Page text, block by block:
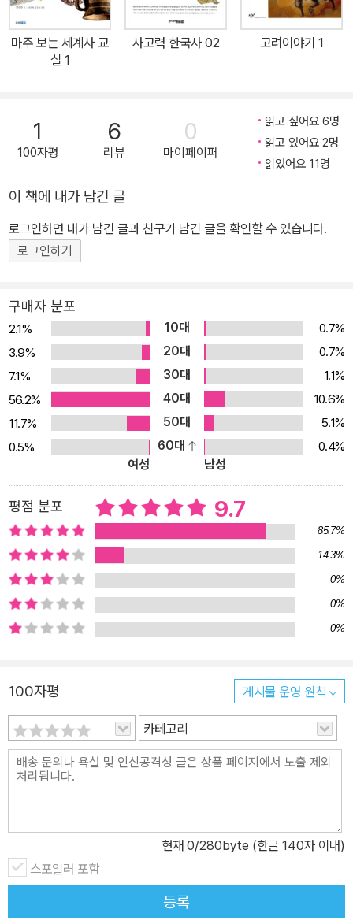
사람들은 친절한지, 사람들의 외모와 패션은 어떤지, 거리는 깨끗한
지, 대중교통은 편리한지 등 주로 생활과 문화에 관련된 이야깃거리
에 관심을 쏟는다. 주변에서 볼 수 있는 문화재가 어떤 의미를 담고 있
시 한 시대로 여행을 떠나는 것과 같다. 그런데 여행 내내 문화재의 크
기와 의미에 대해서만 주구장창 떠들어 댄다면 누가 반가워할까. 사
실 청소년 대상의 교양서는 학습에서 자유로울 수 없기 때문에 항상
건, 금방 관심에서 멀어지게 될 확률이 높다. 《조선에서 보낸 하루》는
조선 왕조의 도읍지인 한양을 구경하는 역사 교양서이다. 그렇지만
굉장히 가벼운 마음, 산책하는 기분으로 나서도 될 법한 단 하루 동안
은 어떻게 이용했는지, 어떤 밥과 찬을 차려먹었는지, 여자들은 어떻
게 화장을 했는지, 술은 어디서 마셨는지 등 우리가 여행을 갈 때 가장
먼저 떠오르는 호기심을 충족시켜 주는 실용 여행서인 것이다! 물론
한양 여행이 당시의 생활상을 찾아 단지 저잣거리와 기방만 구경하다
가 끝날 수는 없다. 왜 그런 생활을 했는지 논리적으로 따지다 보면,
그 시대의 정치.경제.사회와 만날 수밖에 없으니까. 이런 이유를 찾아
잠깐 창덕궁이나 성균관, 남대문 같은 여행 명소에 들러서 설명을 듣
는 시간도 필요하다. 하지만 구체적인 생활상에서 그 이유를 찾아가
는 과정이기 때문에, 훨씬 쉽고 흥미롭게 조선 시대의 역사에 접근할
못 딱딱한 교과 과정과 달리, 단 하루 동안 한양에서 보내는 역사 여행
은 청소년 독자들에게 말랑말랑한 생활사에서 시작해서 조선 왕조 전
체의 역사를 그려 보는 새로운 경험을 선사해 줄 것이다! 한양 사람들
의 생활에서 발견하는 조선의 정치.경제.문화 이 책은 새벽에서 다음
날 새벽까지 만 하루 동안, 인왕산에서 출발해서 남촌, 육조 거리, 성
균관과 창덕궁, 시전과 피맛길, 북촌, 마포 나루를 거쳐 다시 숭례문
판서인 대감마님, 규장각 각신인 장남, 학당의 유생인 막내아들, 안방
마님과 며느리, 집안에 거느리고 있는 백여 명에 달하는 노비들의 삶
을 모델로 삼아 한양 사람들의 생활과 한양 구석구석의 모습을 속속
들이 살펴본다. 이들을 따라 돌아다니다 보면, 큰 신발을 신고 다니는
내시, 통행금지 시간에 자유롭게 돌아다닐 수 있는 통행증, 기방에 들
지는 않는다. 아침 출근을 서두르는 양반네들을 따라 관청 거리에 들
러서는 조선의 통치 이념과 체제에 대해 알아보고, 집안일을 도맡아
경영하는 안방마님과 며느리 옆에서 눈치껏 음식을 맛보면서 시대의
가치관과 전통에 대해 고민해 보며, 온갖 잡일을 도맡은 노비들과 함
마주 보는 세계사 교
실 1
사고력 한국사 02 고려이야기 1
1
100자평
6
리뷰
0
마이페이퍼
읽고 싶어요 6명
읽고 있어요 2명
읽었어요 11명
이 책에 내가 남긴 글
로그인하면 내가 남긴 글과 친구가 남긴 글을 확인할 수 있습니다.
로그인하기
구매자 분포
2.1% 10대
0.7%
3.9%
20대
0.7%
7.1%
30대
1.1%
56.2%
40대
10.6%
11.7%
50대
5.1%
0.5%
60대
0.4%
여성
남성
평점 분포 9.7
85.7%
14.3%
0%
0%
0%
100자평 게시물 운영 원칙
카테고리
현재 0/280byte (한글 140자 이내)
스포일러 포함
등록